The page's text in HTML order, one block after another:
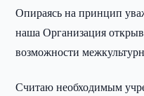
Опираясь на принцип
наша Организация
возможности
Считаю необходимым